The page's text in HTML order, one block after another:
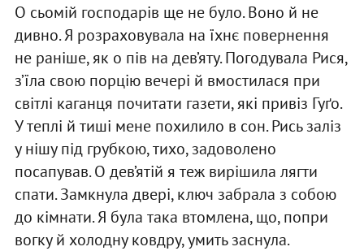
О сьомій господарів ще не було. Воно й не
дивно. Я розраховувала на їхнє повернення
не раніше, як о пів на дев’яту. Погодувала Рися,
з’їла свою порцію вечері й вмостилася при
світлі каганця почитати газети, які привіз Гуґо.
У теплі й тиші мене похилило в сон. Рись заліз
у нішу під грубкою, тихо, задоволено
посапував. О дев’ятій я теж вирішила лягти
спати. Замкнула двері, ключ забрала з собою
до кімнати. Я була така втомлена, що, попри
вогку й холодну ковдру, умить заснула.